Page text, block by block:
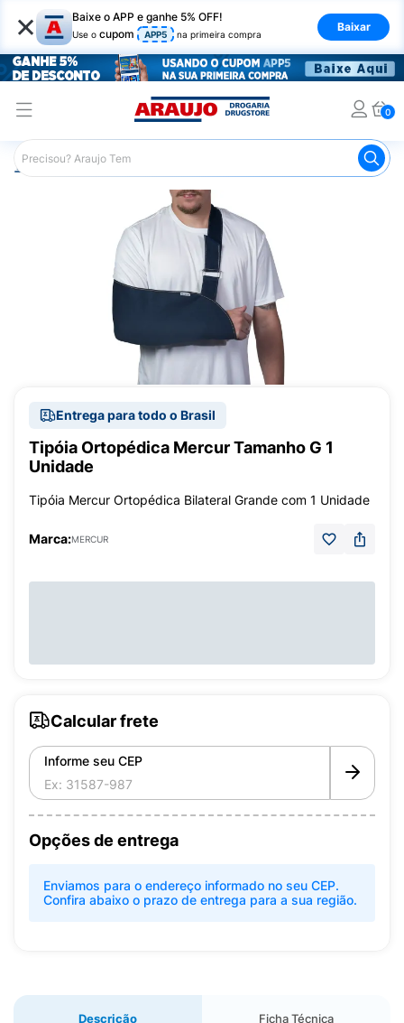
× Baixe o APP e ganhe 5% OFF!
Use o cupom APP5 na primeira compra
Baixar
0
Araujo Saúde e Bem Estar Tipoias
Entrega para todo o Brasil
Tipóia Ortopédica Mercur Tamanho G 1
Unidade
Tipóia Mercur Ortopédica Bilateral Grande com 1 Unidade
Marca:MERCUR
Calcular frete
Informe seu CEP
Opções de entrega
Enviamos para o endereço informado no seu CEP.
Confira abaixo o prazo de entrega para a sua região.
Descrição Ficha Técnica